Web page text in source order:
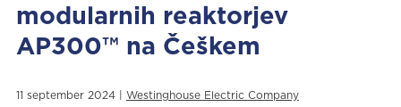
modularnih reaktorjev
AP300™ na Češkem
11 september 2024 | Westinghouse Electric Company